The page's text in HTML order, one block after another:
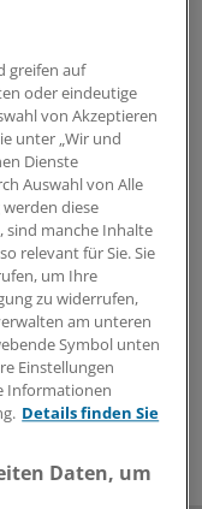
biliäre
für
Sitzung nicht
hätte vermutlich
die meiste
greifen auf
oder eindeutige
von Akzeptieren
unter „Wir und
Dienste
Auswahl von Alle
diese
sind manche Inhalte
relevant für Sie. Sie
um Ihre
zu widerrufen,
am unteren
Symbol unten
Einstellungen
Informationen
Details finden Sie
Daten, um